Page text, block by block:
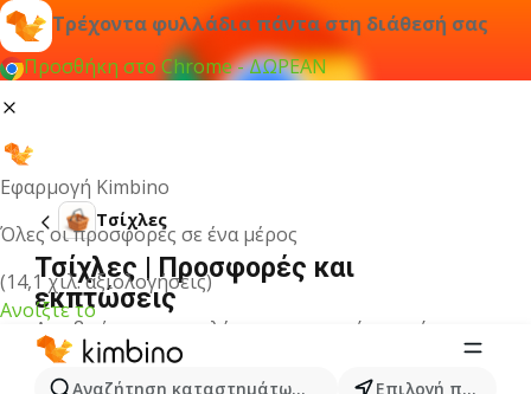
Τρέχοντα φυλλάδια πάντα στη διάθεσή σας
Προσθήκη στο Chrome - ΔΩΡΕΑΝ
Εφαρμογή Kimbino
Όλες οι προσφορές σε ένα μέρος
(14,1 χιλ. αξιολογήσεις)
Ανοίξτε το
Αναζήτηση καταστημάτων, κατηγοριών, προϊόντων...
Επιλογή πόλης
Τσίχλες
Τσίχλες | Προσφορές και
εκπτώσεις
Δεν βρήκαμε αποτελέσματα για αυτόν τον όρο.
Τσίχλες σε προσφορά - Πού να